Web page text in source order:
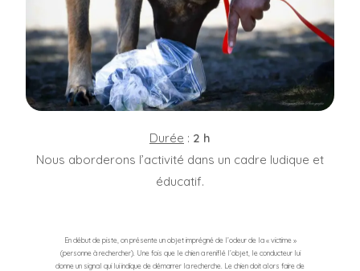
Durée : 2 h
Nous aborderons l’activité dans un cadre ludique et
éducatif.
En début de piste, on présente un objet imprégné de l’odeur de la « victime »
(personne à rechercher). Une fois que le chien a reniflé l’objet, le conducteur lui
donne un signal qui lui indique de démarrer la recherche. Le chien doit alors faire de